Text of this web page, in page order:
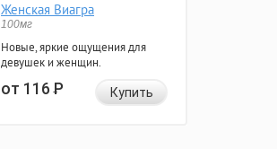
Женская Виагра
100мг
Новые, яркие ощущения для
девушек и женщин.
от 116Р Купить